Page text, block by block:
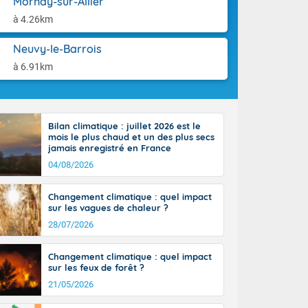
à 4.26km
Neuvy-le-Barrois
à 6.91km
moins
25 à 30
35 degrés
jusque
la Corse.
Pyrénées,
marge de
de la
En soirée,
sur
22 à 24,
sur le
hors côtes
38 ou 39
Bilan climatique : juillet 2026 est le
mois le plus chaud et un des plus secs
jamais enregistré en France
04/08/2026
Changement climatique : quel impact
sur les vagues de chaleur ?
28/07/2026
Changement climatique : quel impact
sur les feux de forêt ?
21/05/2026